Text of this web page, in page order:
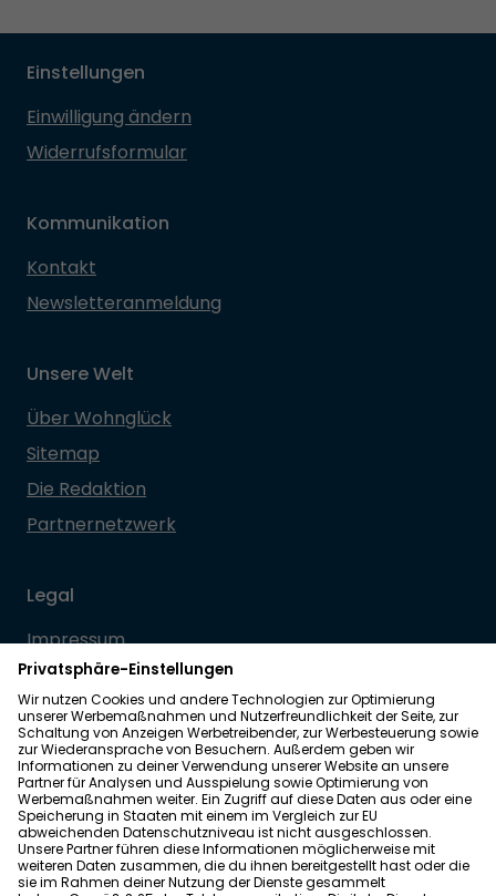
Einstellungen
Einwilligung ändern
Widerrufsformular
Kommunikation
Kontakt
Newsletteranmeldung
Unsere Welt
Über Wohnglück
Sitemap
Die Redaktion
Partnernetzwerk
Legal
Impressum
Datenschutz
Allgemeine Geschäftsbedingungen
Barrierefreiheit